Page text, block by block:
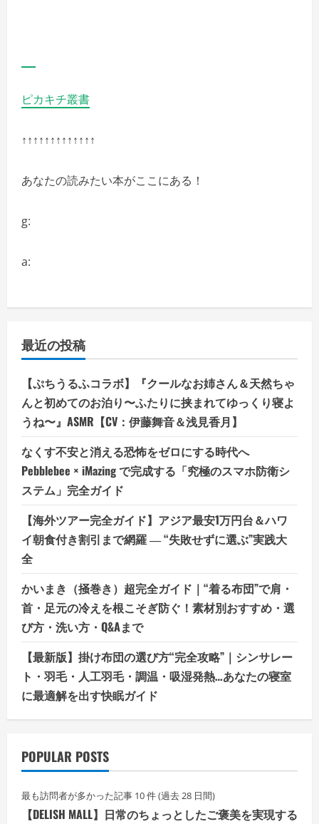
ピカキチ叢書
↑↑↑↑↑↑↑↑↑↑↑↑↑
あなたの読みたい本がここにある！
g:
a:
最近の投稿
【ぷちうるふコラボ】『クールなお姉さん＆天然ちゃ
んと初めてのお泊り〜ふたりに挟まれてゆっくり寝よ
うね〜』ASMR【CV：伊藤舞音＆浅見香月】
なくす不安と消える恐怖をゼロにする時代へ
Pebblebee × iMazing で完成する「究極のスマホ防衛シ
ステム」完全ガイド
【海外ツアー完全ガイド】アジア最安1万円台＆ハワ
イ朝食付き割引まで網羅 ― “失敗せずに選ぶ”実践大
全
かいまき（掻巻き）超完全ガイド｜“着る布団”で肩・
首・足元の冷えを根こそぎ防ぐ！素材別おすすめ・選
び方・洗い方・Q&Aまで
【最新版】掛け布団の選び方“完全攻略”｜シンサレー
ト・羽毛・人工羽毛・調温・吸湿発熱…あなたの寝室
に最適解を出す快眠ガイド
POPULAR POSTS
最も訪問者が多かった記事 10 件 (過去 28 日間)
【DELISH MALL】日常のちょっとしたご褒美を実現する